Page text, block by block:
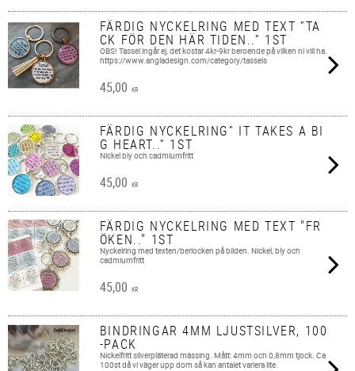
FÄRDIG NYCKELRING MED TEXT ”TA
CK FÖR DEN HÄR TIDEN..” 1ST
OBS! Tassel ingår ej, det kostar 4kr-9kr beroende på vilken ni vill ha.
https://www.angladesign.com/category/tassels
45,00 KR
FÄRDIG NYCKELRING” IT TAKES A BI
G HEART..” 1ST
Nickel bly och cadmiumfritt
45,00 KR
FÄRDIG NYCKELRING MED TEXT "FR
ÖKEN.." 1ST
Nyckelring med texten/berlocken på bilden. Nickel, bly och
cadmiumfritt
45,00 KR
BINDRINGAR 4MM LJUSTSILVER, 100
-PACK
Nickelfritt silverpläterad mässing. Mått: 4mm och 0,8mm tjock. Ca
100st då vi väger upp dom så kan antalet variera lite.